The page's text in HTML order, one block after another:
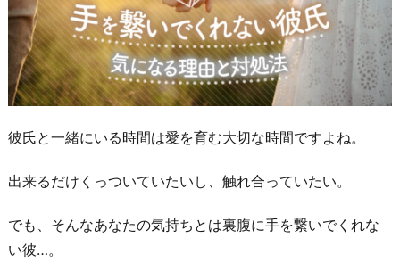
彼氏と一緒にいる時間は愛を育む大切な時間ですよね。
出来るだけくっついていたいし、触れ合っていたい。
でも、そんなあなたの気持ちとは裏腹に手を繋いでくれな
い彼…。